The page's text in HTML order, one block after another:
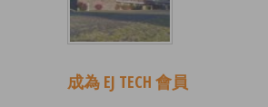
成為 EJ TECH 會員